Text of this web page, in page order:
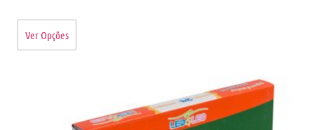
Ver Opções